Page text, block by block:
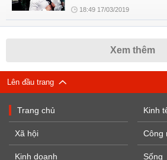
18:49 17/03/2019
Xem thêm
Lên đầu trang
Trang chủ
Xã hội
Kinh doanh
Kinh
Công
Sống